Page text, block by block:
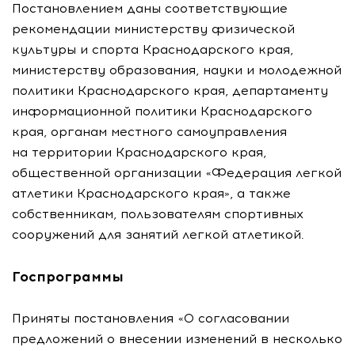
Постановлением даны соответствующие
рекомендации министерству физической
культуры и спорта Краснодарского края,
министерству образования, науки и молодежной
политики Краснодарского края, департаменту
информационной политики Краснодарского
края, органам местного самоуправления
на территории Краснодарского края,
общественной организации «Федерация легкой
атлетики Краснодарского края», а также
собственникам, пользователям спортивных
сооружений для занятий легкой атлетикой.
Госпрограммы
Приняты постановления «О согласовании
предложений о внесении изменений в несколько